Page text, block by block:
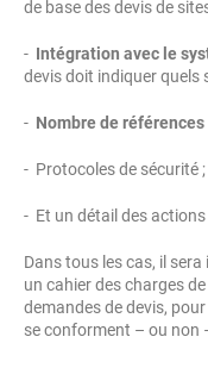
de base des devis de
- Intégration avec le
devis doit indiquer quels
- Nombre de références
- Protocoles de sécurité ;
- Et un détail des
Dans tous les cas, il
un cahier des charges
demandes de devis,
se conforment – ou non